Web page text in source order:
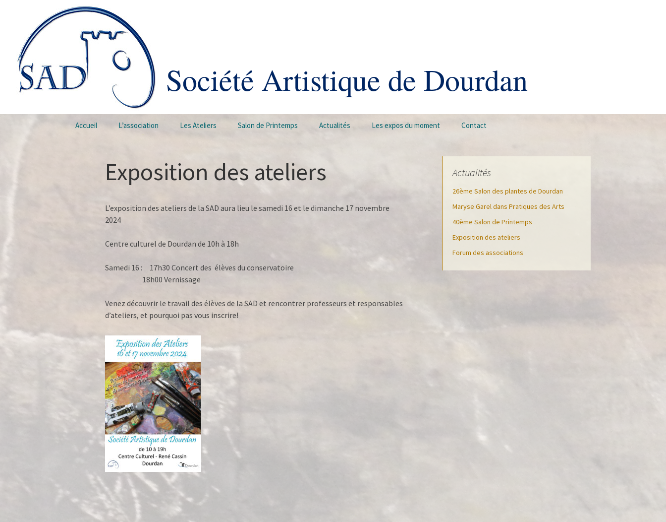
Société Artistique de Dourdan
Aller au contenu principal
Accueil L’association Les Ateliers Salon de Printemps Actualités Les expos du moment Contact
Exposition des ateliers
L’exposition des ateliers de la SAD aura lieu le samedi 16 et le dimanche 17 novembre
2024
Centre culturel de Dourdan de 10h à 18h
Samedi 16 : 17h30 Concert des élèves du conservatoire
18h00 Vernissage
Venez découvrir le travail des élèves de la SAD et rencontrer professeurs et responsables
d’ateliers, et pourquoi pas vous inscrire!
Actualités
26ème Salon des plantes de Dourdan
Maryse Garel dans Pratiques des Arts
40ème Salon de Printemps
Exposition des ateliers
Forum des associations